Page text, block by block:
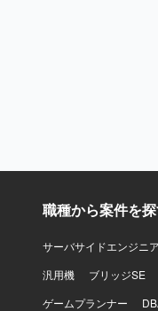
職種から案件を
サーバサイドエンジニア
汎用機
ブリッジSE
ゲームプランナー